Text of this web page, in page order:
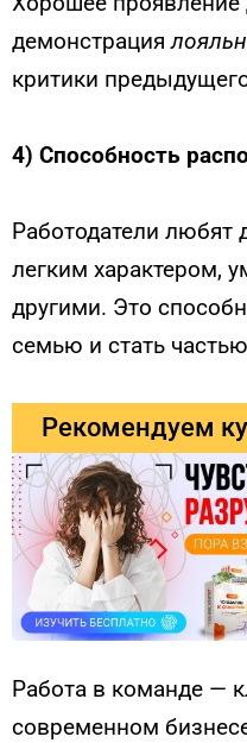
демонстрация
критики
4) Способность
Работодатели
легким характером,
другими. Это
семью и стать
Рекомендуем
Работа в команде —
современном